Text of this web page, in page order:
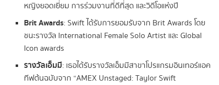
หญิงยอดเยี่ยม การร่วมงานที่ดีที่สุด และวิดีโอแห่งปี
Brit Awards: Swift ได้รับการยอมรับจาก Brit Awards โดย
ชนะรางวัล International Female Solo Artist และ Global
Icon awards
รางวัลเอ็มมี: เธอได้รับรางวัลเอ็มมีสาขาโปรแกรมอินเทอร์แอค
ทีฟต้นฉบับจาก “AMEX Unstaged: Taylor Swift